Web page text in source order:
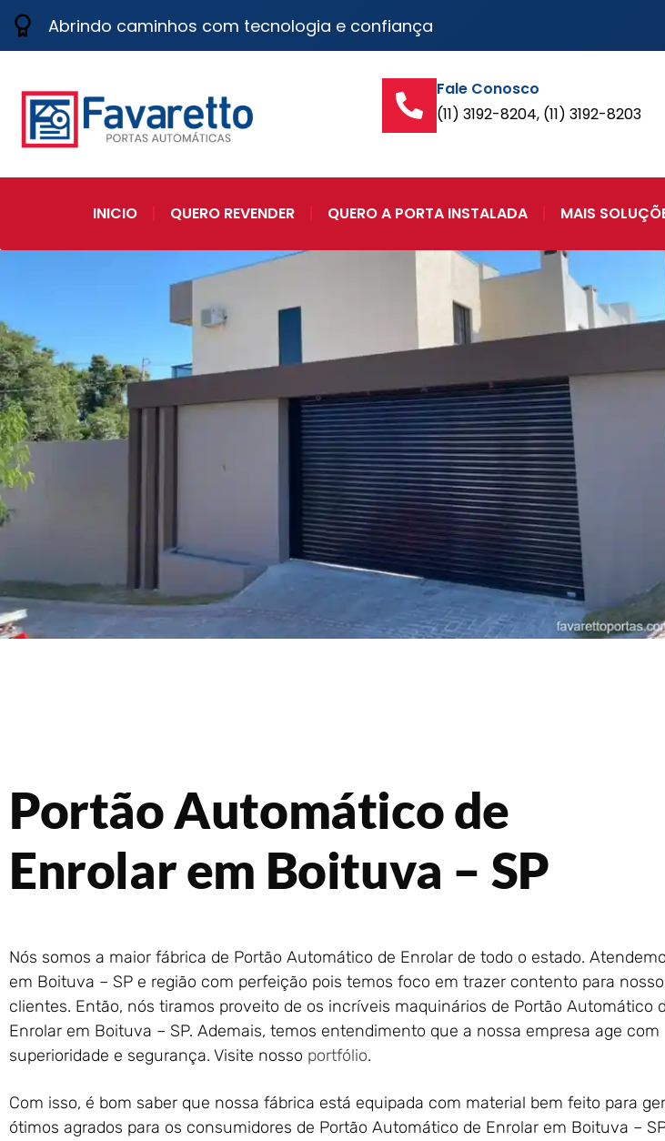
Abrindo caminhos com tecnologia e confiança
Fale Conosco
(11) 3192-8204, (11) 3192-8203
INICIO QUERO REVENDER QUERO A PORTA INSTALADA MAIS
Portão Automático de
Enrolar em Boituva – SP
Nós somos a maior fábrica de Portão Automático de Enrolar de todo o estado.
em Boituva – SP e região com perfeição pois temos foco em trazer contento para
clientes. Então, nós tiramos proveito de os incríveis maquinários de Portão Automático
Enrolar em Boituva – SP. Ademais, temos entendimento que a nossa empresa age com
superioridade e segurança. Visite nosso portfólio.
Com isso, é bom saber que nossa fábrica está equipada com material bem feito para
ótimos agrados para os consumidores de Portão Automático de Enrolar em Boituva –